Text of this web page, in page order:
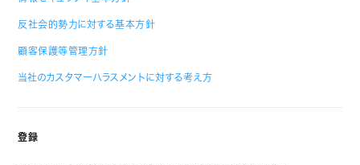
反社会的勢力に対する基本方針
顧客保護等管理方針
当社のカスタマーハラスメントに対する考え方
登録